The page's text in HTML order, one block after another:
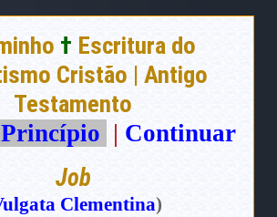
† Escritura do
Cristão | Antigo
Testamento
Princípio | Continuar
Job
Clementina)